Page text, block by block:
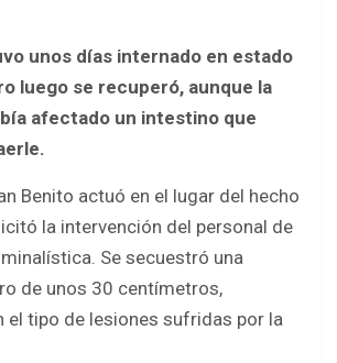
unos días internado en estado
luego se recuperó, aunque la
afectado un intestino que
Benito actuó en el lugar del hecho
la intervención del personal de
Se secuestró una
de unos 30 centímetros,
el tipo de lesiones sufridas por la